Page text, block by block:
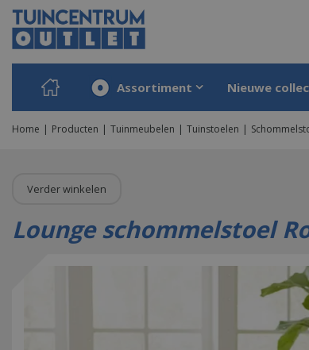
Ga
naar
content
Home Producten Tuinmeubelen Tuinstoelen
Assortiment Nieuwe
Verder winkelen
Lounge schommelstoel